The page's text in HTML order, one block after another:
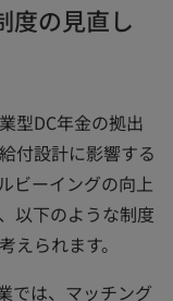
度の見直し
型DC年金の拠出
付設計に影響する
ビーイングの向上
以下のような制度
えられます。
では、マッチング